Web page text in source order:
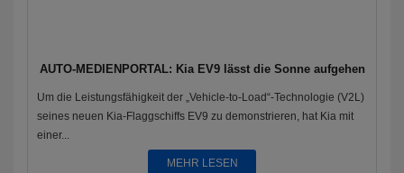
AUTO-MEDIENPORTAL: Kia EV9 lässt die Sonne aufgehen
Um die Leistungsfähigkeit der „Vehicle-to-Load“-Technologie (V2L)
seines neuen Kia-Flaggschiffs EV9 zu demonstrieren, hat Kia mit
einer...
MEHR LESEN